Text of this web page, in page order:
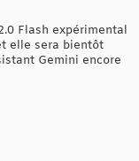
Flash expérimental
elle sera bientôt
Gemini encore